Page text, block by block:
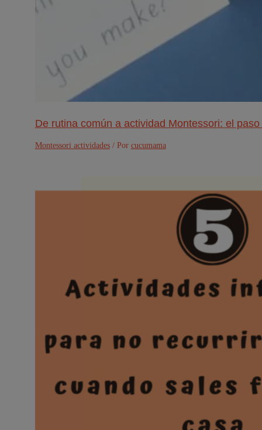
De rutina común a actividad Montessori: el
Montessori actividades/ Por cucumama